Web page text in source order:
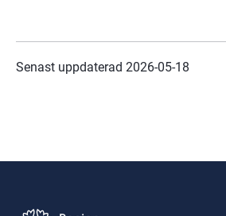
Senast uppdaterad 2026-05-18